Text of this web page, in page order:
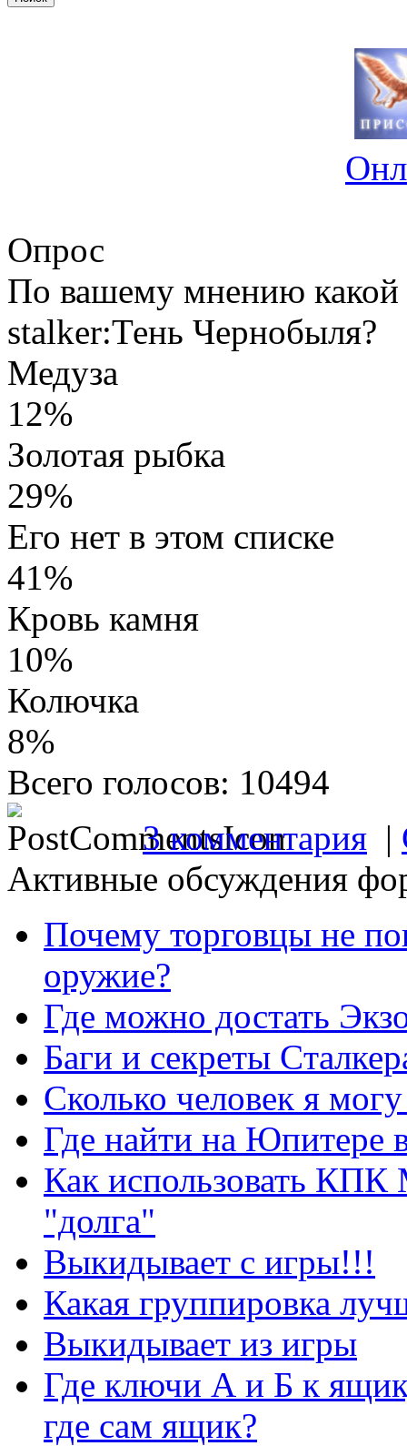
Опрос
По вашему мнению
stalker:Тень Чернобыля?
Медуза
12%
Золотая рыбка
29%
Его нет в этом списке
41%
Кровь камня
10%
Колючка
8%
Всего голосов: 10494
3 комментария |
Активные обсуждения
Почему торговцы не
оружие?
Где можно достать
Баги и секреты
Сколько человек я
Где найти на Юпитере
Как использовать
"долга"
Выкидывает с игры!!!
Какая группировка
Выкидывает из игры
Где ключи А и Б к
где сам ящик?